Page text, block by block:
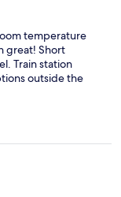
temperature
great! Short
Train station
outside the